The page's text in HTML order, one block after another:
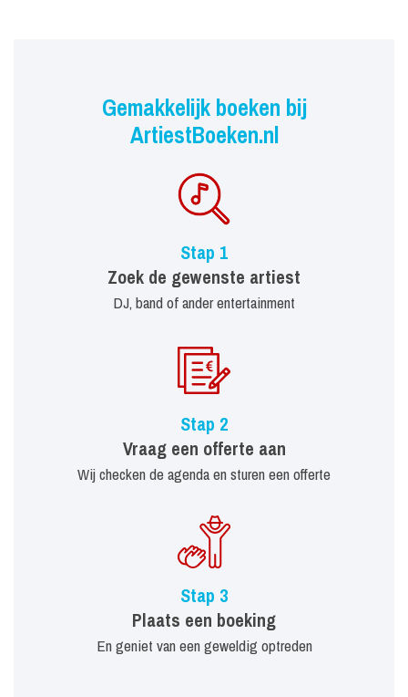
Gemakkelijk boeken bij
ArtiestBoeken.nl
Stap 1
Zoek de gewenste artiest
DJ, band of ander entertainment
Stap 2
Vraag een offerte aan
Wij checken de agenda en sturen een offerte
Stap 3
Plaats een boeking
En geniet van een geweldig optreden